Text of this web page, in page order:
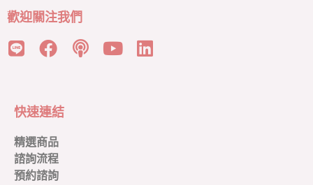
歡迎關注我們
快速連結
精選商品
諮詢流程
預約諮詢